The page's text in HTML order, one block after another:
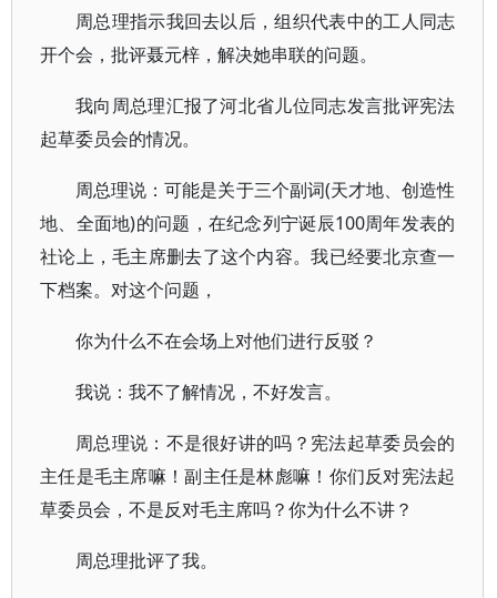
周总理指示我回去以后，组织代表中的工人同志
开个会，批评聂元梓，解决她串联的问题。
我向周总理汇报了河北省儿位同志发言批评宪法
起草委员会的情况。
周总理说：可能是关于三个副词(天才地、创造性
地、全面地)的问题，在纪念列宁诞辰100周年发表的
社论上，毛主席删去了这个内容。我已经要北京查一
下档案。对这个问题，
你为什么不在会场上对他们进行反驳？
我说：我不了解情况，不好发言。
周总理说：不是很好讲的吗？宪法起草委员会的
主任是毛主席嘛！副主任是林彪嘛！你们反对宪法起
草委员会，不是反对毛主席吗？你为什么不讲？
周总理批评了我。